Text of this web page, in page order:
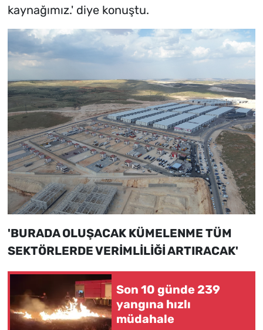
kaynağımız.' diye konuştu.
'BURADA OLUŞACAK KÜMELENME TÜM
SEKTÖRLERDE VERİMLİLİĞİ ARTIRACAK'
Son 10 günde 239
yangına hızlı
müdahale